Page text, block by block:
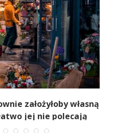
założyłoby własną
jej nie polecają